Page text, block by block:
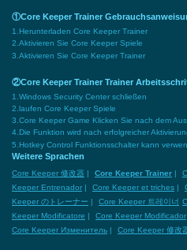
①Core Keeper Trainer
1.Herunterladen Core Keeper Trainer
2.Aktivieren Sie Core Keeper Spiele
3.Aktivieren Sie Core Keeper Trainer
②Core Keeper Trainer Trainer
1.Windows Security Center schließen
2.laufen Core Keeper Spiele
3.Core Keeper Game Klicken Sie nach dem
4.Die Funktion wird nach erfolgreicher
5.Hotkey Control Funktionsschalter kann
Weitere Sprachen
Core Keeper 修改器 | Core Keeper Trainer |
Keeper Entrenador | Core Keeper et triches |
Keeper のトレーナー | Core Keeper 트레이너
Keeper Modificatore | Core Keeper Modificador
Core Keeper Изменитель | Core Keeper 修改